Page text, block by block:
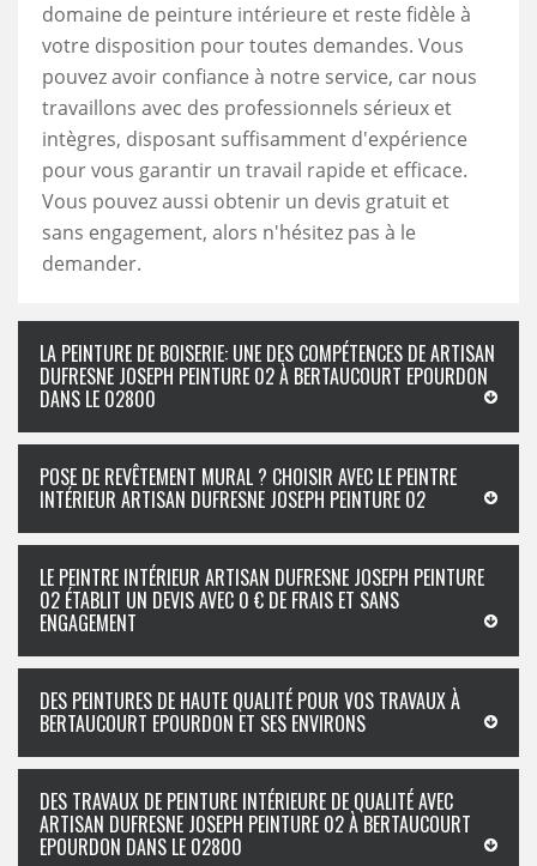
domaine de peinture intérieure et reste fidèle à
votre disposition pour toutes demandes. Vous
pouvez avoir confiance à notre service, car nous
travaillons avec des professionnels sérieux et
intègres, disposant suffisamment d'expérience
pour vous garantir un travail rapide et efficace.
Vous pouvez aussi obtenir un devis gratuit et
sans engagement, alors n'hésitez pas à le
demander.
LA PEINTURE DE BOISERIE: UNE DES COMPÉTENCES DE ARTISAN
DUFRESNE JOSEPH PEINTURE 02 À BERTAUCOURT EPOURDON
DANS LE 02800
POSE DE REVÊTEMENT MURAL ? CHOISIR AVEC LE PEINTRE
INTÉRIEUR ARTISAN DUFRESNE JOSEPH PEINTURE 02
LE PEINTRE INTÉRIEUR ARTISAN DUFRESNE JOSEPH PEINTURE
02 ÉTABLIT UN DEVIS AVEC 0 € DE FRAIS ET SANS
ENGAGEMENT
DES PEINTURES DE HAUTE QUALITÉ POUR VOS TRAVAUX À
BERTAUCOURT EPOURDON ET SES ENVIRONS
DES TRAVAUX DE PEINTURE INTÉRIEURE DE QUALITÉ AVEC
ARTISAN DUFRESNE JOSEPH PEINTURE 02 À BERTAUCOURT
EPOURDON DANS LE 02800